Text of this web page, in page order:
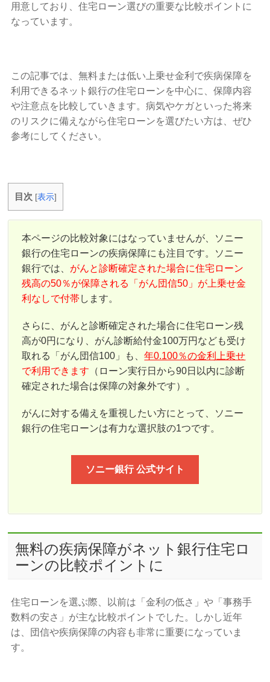
用意しており、住宅ローン選びの重要な比較ポイントに
なっています。
この記事では、無料または低い上乗せ金利で疾病保障を
利用できるネット銀行の住宅ローンを中心に、保障内容
や注意点を比較していきます。病気やケガといった将来
のリスクに備えながら住宅ローンを選びたい方は、ぜひ
参考にしてください。
目次 [表示]
本ページの比較対象にはなっていませんが、ソニー
銀行の住宅ローンの疾病保障にも注目です。ソニー
銀行では、 がんと診断確定された場合に住宅ローン
残高の50％が保障される「がん団信50」が上乗せ金
利なしで付帯 します。
さらに、がんと診断確定された場合に住宅ローン残
高が0円になり、がん診断給付金100万円なども受け
取れる「がん団信100」も、年0.100％の金利上乗せ
で利用できます （ローン実行日から90日以内に診断
確定された場合は保障の対象外です）。
がんに対する備えを重視したい方にとって、ソニー
銀行の住宅ローンは有力な選択肢の1つです。
ソニー銀行 公式サイト
無料の疾病保障がネット銀行住宅ロ
ーンの比較ポイントに
住宅ローンを選ぶ際、以前は「金利の低さ」や「事務手
数料の安さ」が主な比較ポイントでした。しかし近年
は、団信や疾病保障の内容も非常に重要になっていま
す。